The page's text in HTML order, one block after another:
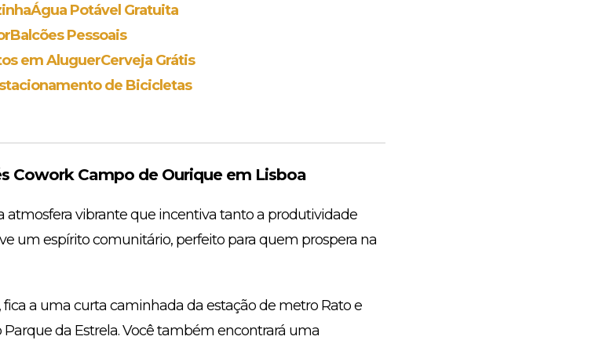
Água Potável Gratuita
Balcões Pessoais
em AluguerCerveja Grátis
de Bicicletas
Cowork Campo de Ourique em Lisboa
atmosfera vibrante que incentiva tanto a produtividade
um espírito comunitário, perfeito para quem prospera na
a uma curta caminhada da estação de metro Rato e
da Estrela. Você também encontrará uma